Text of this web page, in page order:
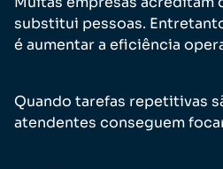
substitui pessoas.
é aumentar a eficiência
Quando tarefas repetitivas
atendentes conseguem